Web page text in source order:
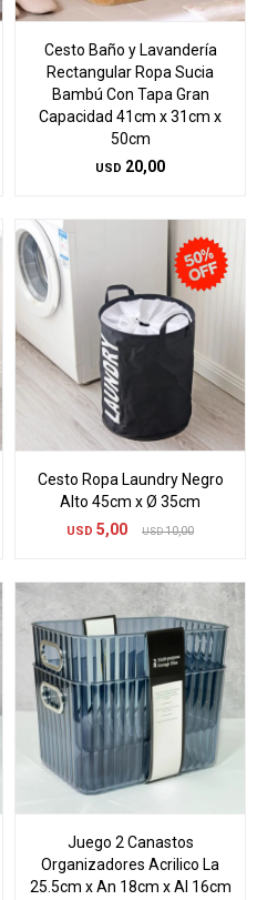
Cesto Baño y Lavandería
Rectangular Ropa Sucia
Bambú Con Tapa Gran
Capacidad 41cm x 31cm x
50cm
USD 20,00
Cesto Ropa Laundry Negro
Alto 45cm x Ø 35cm
USD 5,00 USD 10,00
Juego 2 Canastos
Organizadores Acrilico La
25.5cm x An 18cm x Al 16cm